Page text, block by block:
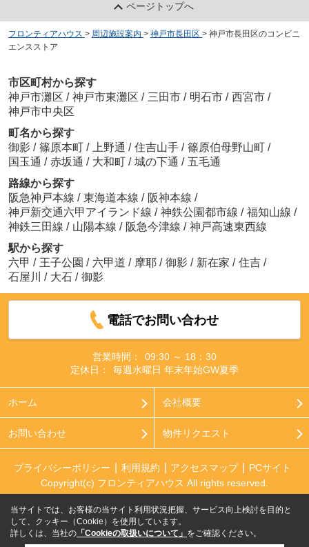
ページトップへ
フロンティアハウス > 周辺施設案内 > 神戸市長田区 > 神戸市長田区のコンビニ
エンスストア
市区町村から探す
神戸市灘区 / 神戸市東灘区 / 三田市 / 明石市 / 西宮市 /
神戸市中央区
町名から探す
御影 / 篠原本町 / 上野通 / 住吉山手 / 篠原伯母野山町 /
国玉通 / 赤坂通 / 大和町 / 城の下通 / 五毛通
路線から探す
阪急神戸本線 / 東海道本線 / 阪神本線 /
神戸新交通六甲アイランド線 / 神鉄公園都市線 / 福知山線 /
神鉄三田線 / 山陽本線 / 阪急今津線 / 神戸高速東西線
駅から探す
六甲 / 王子公園 / 六甲道 / 摩耶 / 御影 / 新在家 / 住吉 /
石屋川
/ 大石 / 御影
電話でお問い合わせ
営業時間：
09:30 ～ 18：30
定休日：
毎週水曜日 年末年始GW夏季
ホーム 会社概要
お問い合わせ 物件リクエスト
プライバシーポリシー 利用規約 アクセスマップ
PCサイト
Copyright(c) フロンティアハウス All rights reserved.
当サイトでは、お客様の当サイト利用状況把握、サービス向上検討を目的と
して、クッキー（Cookie）を使用しています。
詳しくは、当社の 「Cookieの取扱いについて」 をご確認ください。